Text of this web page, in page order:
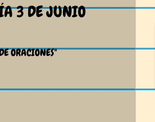
3 DE JUNIO
ORACIONES"